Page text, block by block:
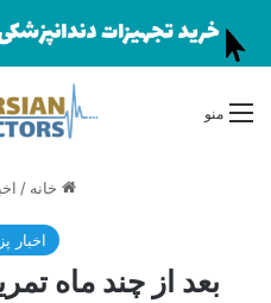
منو
خانه /
اخبار
بعد از چند ماه